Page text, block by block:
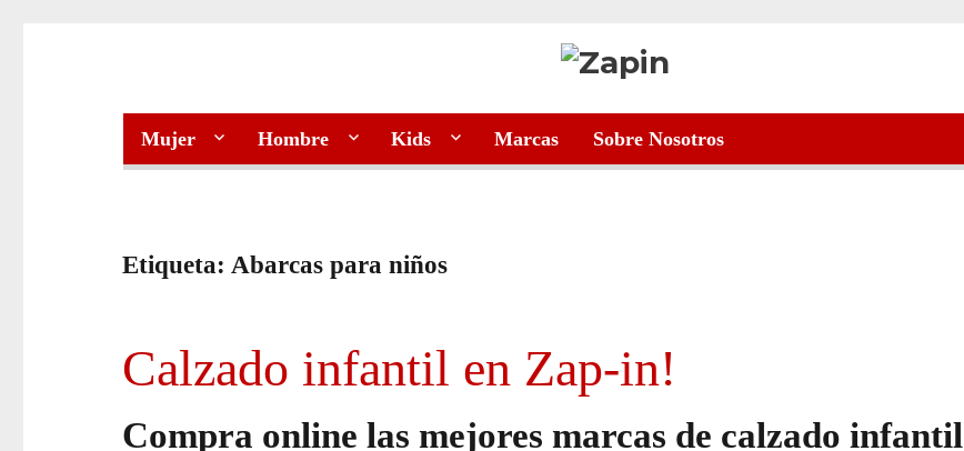
Mujer Hombre Kids Marcas Sobre Nosotros
Etiqueta: Abarcas para niños
Calzado infantil en Zap-in!
Compra online las mejores marcas de calzado infantil